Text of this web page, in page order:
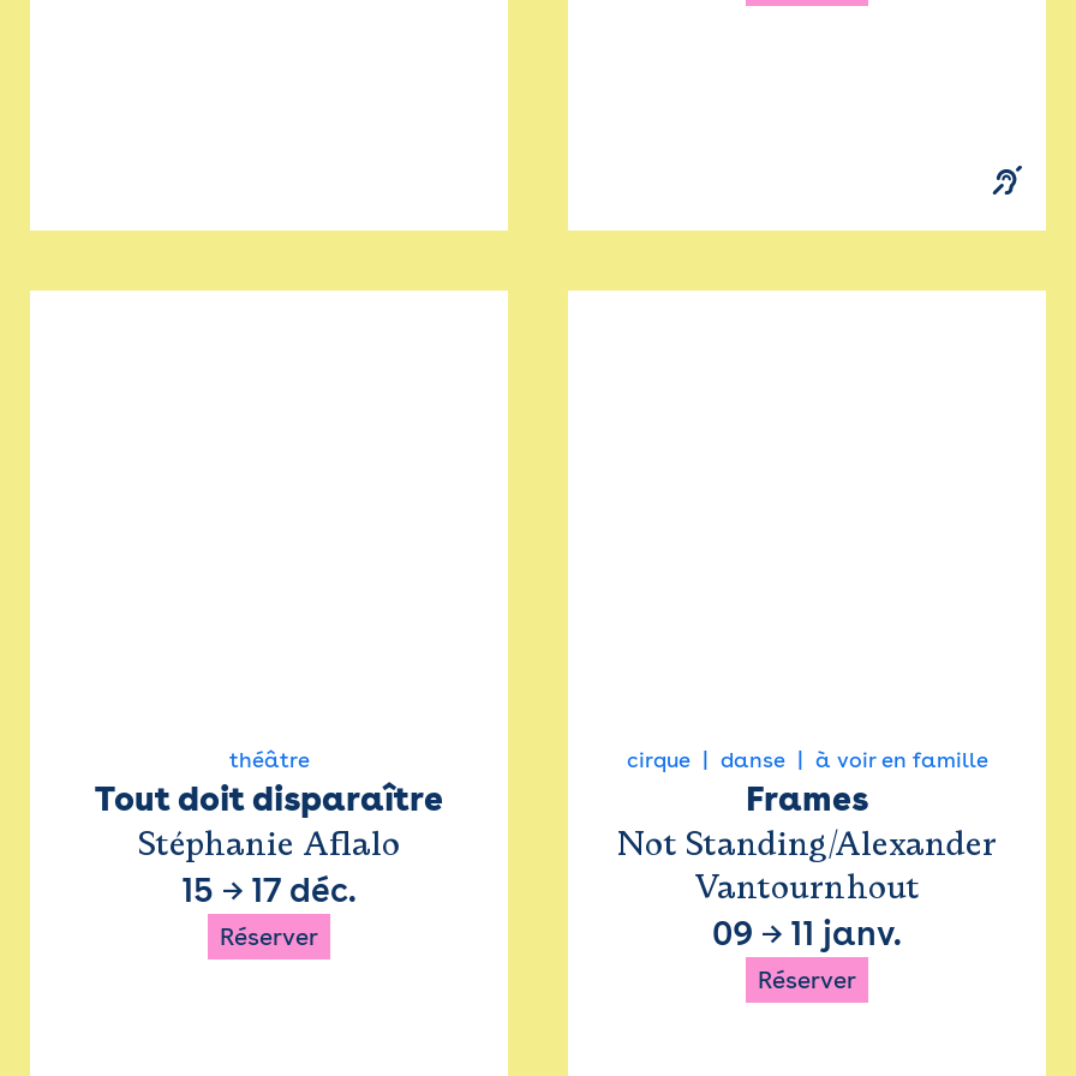
théâtre
Tout doit disparaître
Stéphanie Aflalo
15 → 17 déc.
Réserver
cirque danse à voir en famille
Frames
Not Standing/Alexander
Vantournhout
09 → 11 janv.
Réserver